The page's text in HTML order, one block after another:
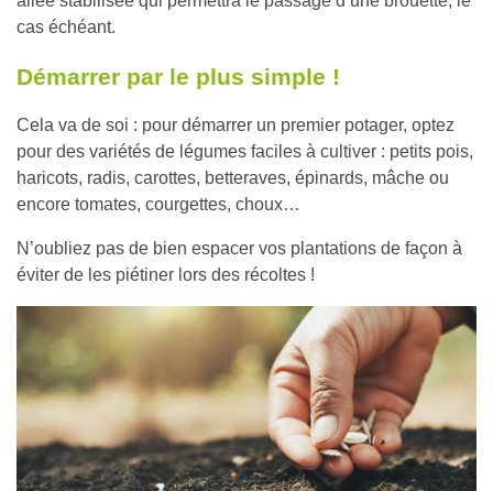
cas échéant.
Démarrer par le plus simple !
Cela va de soi : pour démarrer un premier potager, optez
pour des variétés de légumes faciles à cultiver : petits pois,
haricots, radis, carottes, betteraves, épinards, mâche ou
encore tomates, courgettes, choux…
N’oubliez pas de bien espacer vos plantations de façon à
éviter de les piétiner lors des récoltes !